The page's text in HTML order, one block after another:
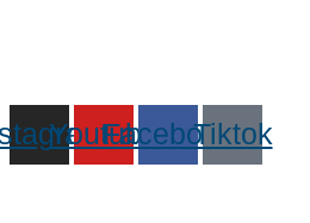
YoutubeFacebookTiktok